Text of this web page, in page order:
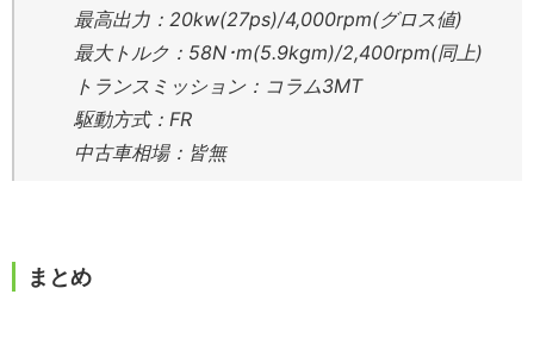
最高出力：20kw(27ps)/4,000rpm(グロス値)
最大トルク：58N･m(5.9kgm)/2,400rpm(同上)
トランスミッション：コラム3MT
駆動方式：FR
中古車相場：皆無
まとめ